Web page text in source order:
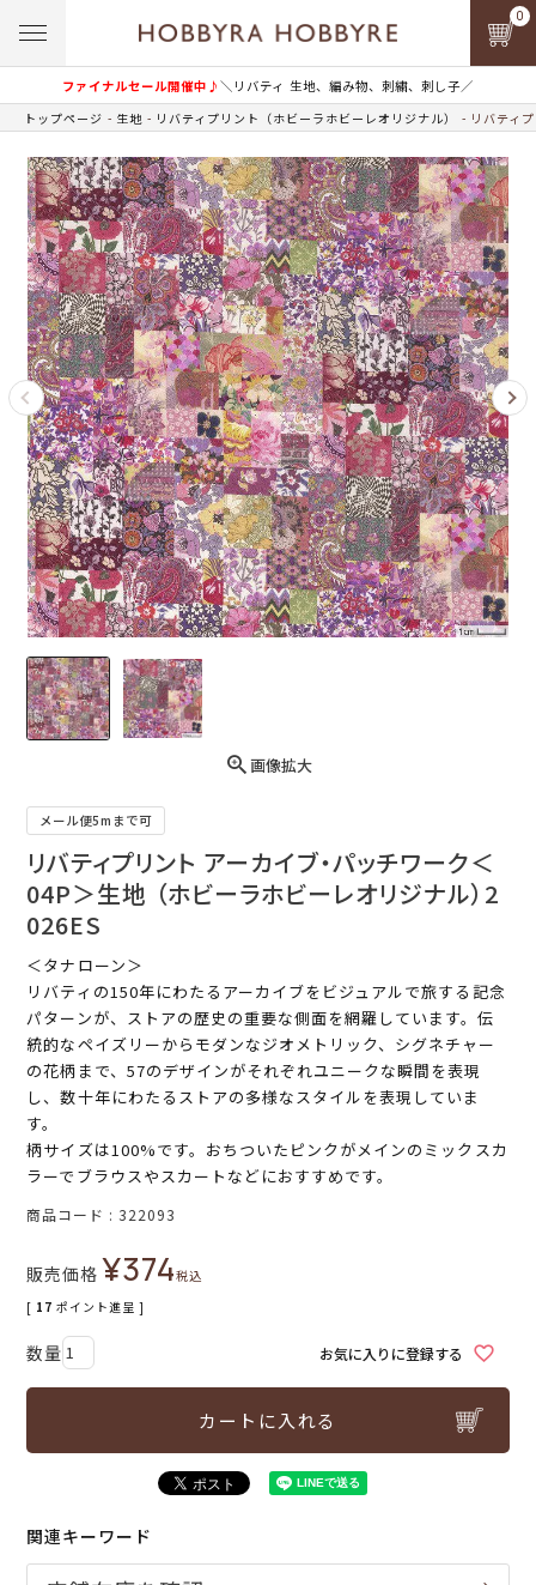
ファイナルセール開催中♪＼リバティ 生地、編み物、刺繍、刺し子／
0
トップページ 生地 リバティプリント（ホビーラホビーレオリジナル） リバティ
画像拡大
メール便5mまで可
リバティプリント アーカイブ・パッチワーク＜
04P＞生地 （ホビーラホビーレオリジナル）2
026ES
＜タナローン＞
リバティの150年にわたるアーカイブをビジュアルで旅する記念
パターンが、ストアの歴史の重要な側面を網羅しています。伝
統的なペイズリーからモダンなジオメトリック、シグネチャー
の花柄まで、57のデザインがそれぞれユニークな瞬間を表現
し、数十年にわたるストアの多様なスタイルを表現していま
す。
柄サイズは100%です。おちついたピンクがメインのミックスカ
ラーでブラウスやスカートなどにおすすめです。
商品コード 322093
販売価格 ¥374税込
[ 17 ポイント進呈 ]
お気に入りに登録する
カートに入れる
関連キーワード